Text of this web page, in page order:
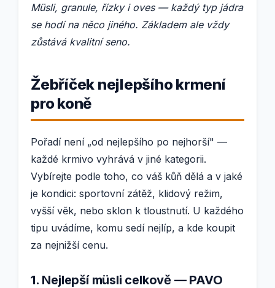
Müsli, granule, řízky i oves — každý typ jádra
se hodí na něco jiného. Základem ale vždy
zůstává kvalitní seno.
Žebříček nejlepšího krmení
pro koně
Pořadí není „od nejlepšího po nejhorší" —
každé krmivo vyhrává v jiné kategorii.
Vybírejte podle toho, co váš kůň dělá a v jaké
je kondici: sportovní zátěž, klidový režim,
vyšší věk, nebo sklon k tloustnutí. U každého
tipu uvádíme, komu sedí nejlíp, a kde koupit
za nejnižší cenu.
1. Nejlepší müsli celkově — PAVO